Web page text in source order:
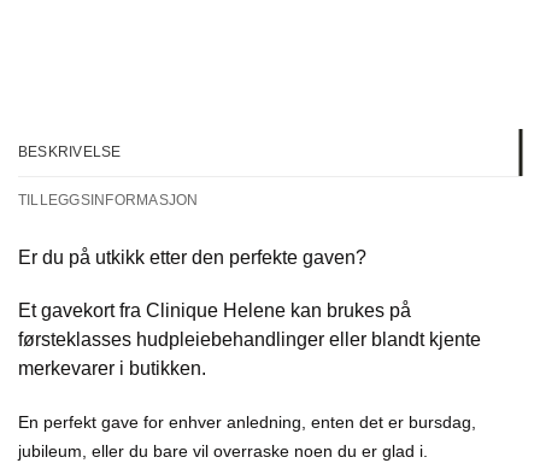
BESKRIVELSE
TILLEGGSINFORMASJON
Er du på utkikk etter den perfekte gaven?
Et gavekort fra Clinique Helene kan brukes på
førsteklasses hudpleiebehandlinger eller blandt kjente
merkevarer i butikken.
En perfekt gave for enhver anledning, enten det er bursdag,
jubileum, eller du bare vil overraske noen du er glad i.